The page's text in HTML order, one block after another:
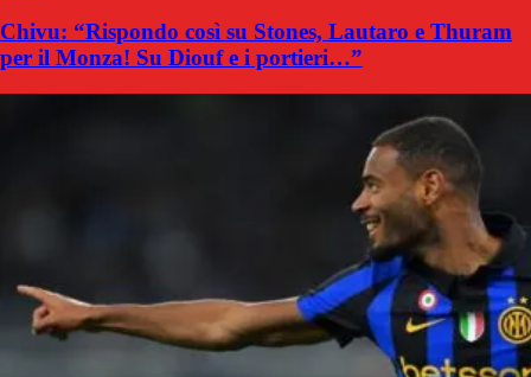
Chivu: “Rispondo così su Stones, Lautaro e Thuram
per il Monza! Su Diouf e i portieri…”